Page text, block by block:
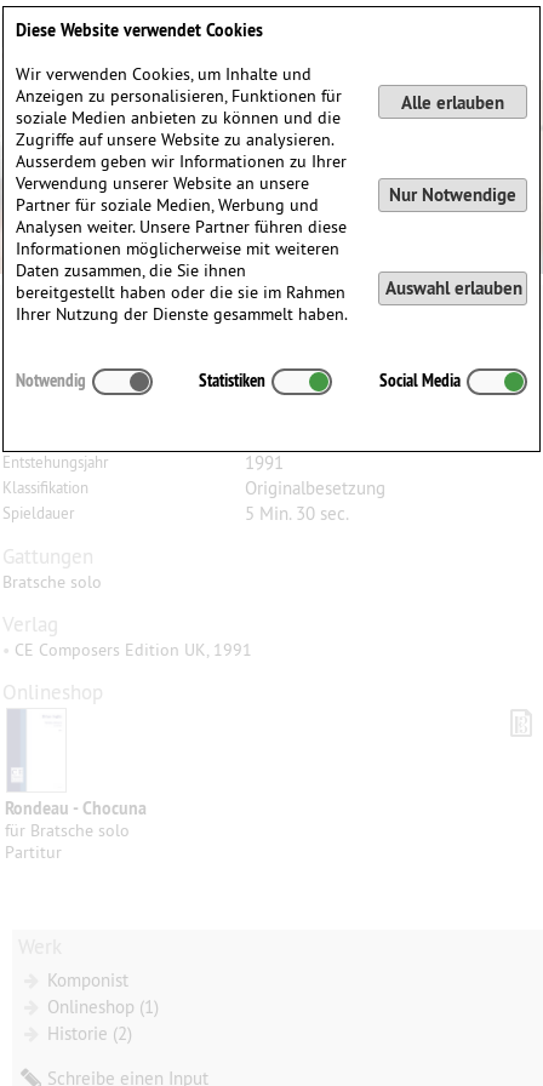
Rondeau - Chocuna, für Bratsche solo
Entstehungsjahr 1991
Klassifikation Originalbesetzung
Spieldauer 5 Min. 30 sec.
Gattungen
Bratsche solo
Verlag
• CE Composers Edition UK, 1991
Onlineshop
Rondeau - Chocuna
für Bratsche solo
Partitur
Komponist
Onlineshop (1)
Historie (2)
Schreibe einen Input
Diese Website verwendet Cookies
Wir verwenden Cookies, um Inhalte und
Anzeigen zu personalisieren, Funktionen für
soziale Medien anbieten zu können und die
Zugriffe auf unsere Website zu analysieren.
Ausserdem geben wir Informationen zu Ihrer
Verwendung unserer Website an unsere
Partner für soziale Medien, Werbung und
Analysen weiter. Unsere Partner führen diese
Informationen möglicherweise mit weiteren
Daten zusammen, die Sie ihnen
bereitgestellt haben oder die sie im Rahmen
Ihrer Nutzung der Dienste gesammelt haben.
Alle erlauben
Nur Notwendige
Auswahl erlauben
Notwendig Statistiken Social Media